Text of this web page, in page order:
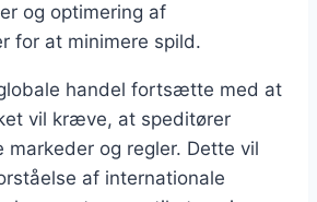
og optimering af
for at minimere spild.
handel fortsætte med at
vil kræve, at speditører
markeder og regler. Dette vil
af internationale